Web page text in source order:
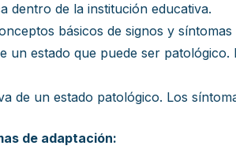
dentro de la institución educativa.
básicos de signos y síntomas
un estado que puede ser
de un estado patológico. Los
de adaptación: